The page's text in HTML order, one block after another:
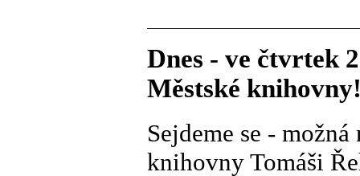
Dnes - ve čtvrtek
Městské
Sejdeme se -
knihovny Tomáši